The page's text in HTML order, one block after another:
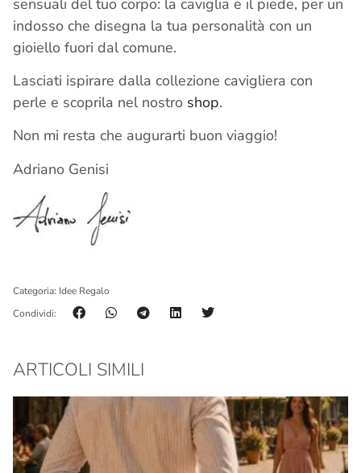
indosso che disegna la tua personalità con un
gioiello fuori dal comune.
Lasciati ispirare dalla collezione cavigliera con
perle e scoprila nel nostro shop.
Non mi resta che augurarti buon viaggio!
Adriano Genisi
Categoria: Idee Regalo
Condividi:
ARTICOLI SIMILI